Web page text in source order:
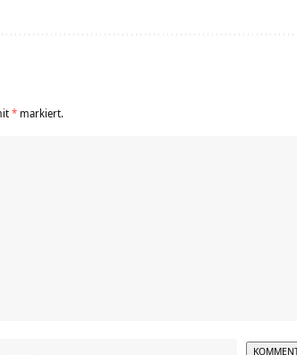
* markiert.